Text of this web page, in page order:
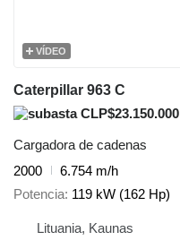
VÍDEO
Caterpillar 963 C
CLP$23.150.000
Cargadora de cadenas
2000
6.754 m/h
Potencia 119 kW (162 Hp)
Lituania, Kaunas